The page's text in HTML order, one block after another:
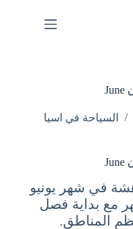
السياحة في اسيا
في شهر يونيو
مع بداية فصل
المناطق.